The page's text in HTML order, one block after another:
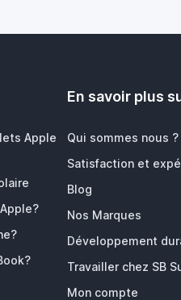
Apple
En savoir plus
Qui sommes nous ?
Satisfaction et
Blog
Nos Marques
Développement
Travailler chez SB
Mon compte